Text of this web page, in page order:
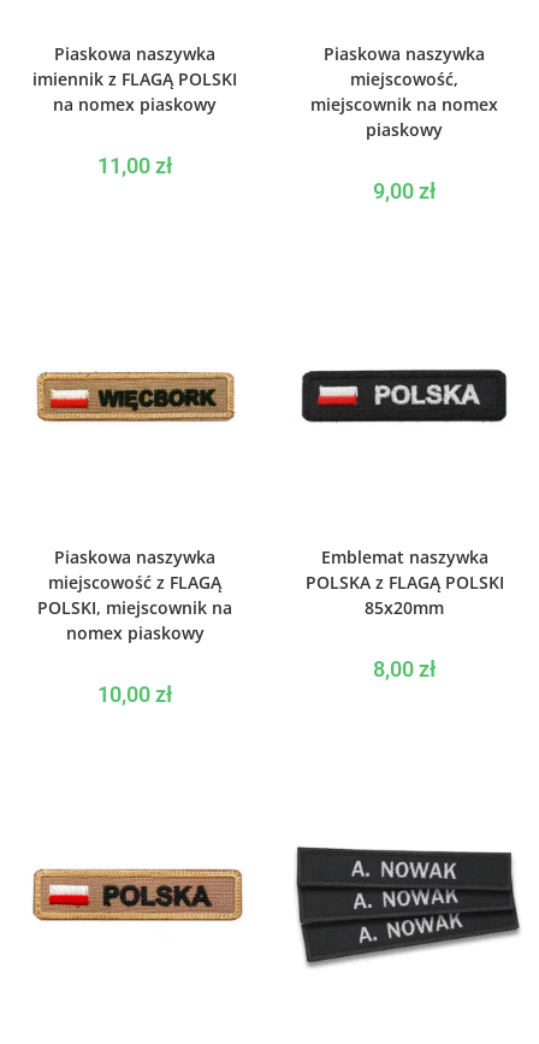
Piaskowa naszywka
imiennik z FLAGĄ POLSKI
na nomex piaskowy
11,00zł
Piaskowa naszywka
miejscowość,
miejscownik na nomex
piaskowy
9,00zł
Piaskowa naszywka
miejscowość z FLAGĄ
POLSKI, miejscownik na
nomex piaskowy
10,00zł
Emblemat naszywka
POLSKA z FLAGĄ POLSKI
85x20mm
8,00zł